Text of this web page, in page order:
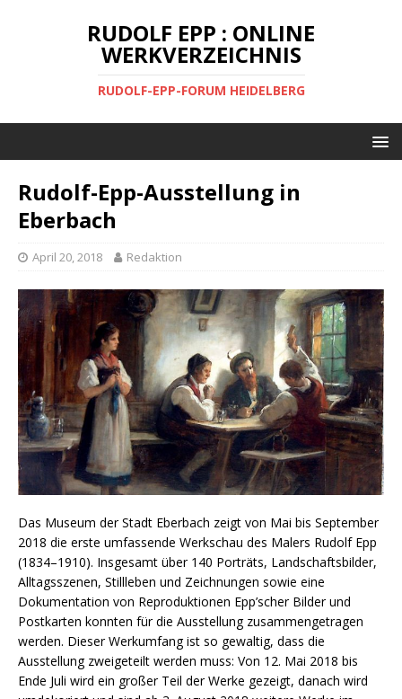
RUDOLF EPP : ONLINE
WERKVERZEICHNIS
RUDOLF-EPP-FORUM HEIDELBERG
Rudolf-Epp-Ausstellung in
Eberbach
April 20, 2018 Redaktion
Das Museum der Stadt Eberbach zeigt von Mai bis September
2018 die erste umfassende Werkschau des Malers Rudolf Epp
(1834–1910). Insgesamt über 140 Porträts, Landschaftsbilder,
Alltagsszenen, Stillleben und Zeichnungen sowie eine
Dokumentation von Reproduktionen Epp’scher Bilder und
Postkarten konnten für die Ausstellung zusammengetragen
werden. Dieser Werkumfang ist so gewaltig, dass die
Ausstellung zweigeteilt werden muss: Von 12. Mai 2018 bis
Ende Juli wird ein großer Teil der Werke gezeigt, danach wird